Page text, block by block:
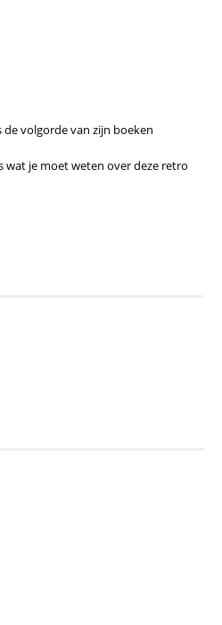
de volgorde van zijn boeken
wat je moet weten over deze retro